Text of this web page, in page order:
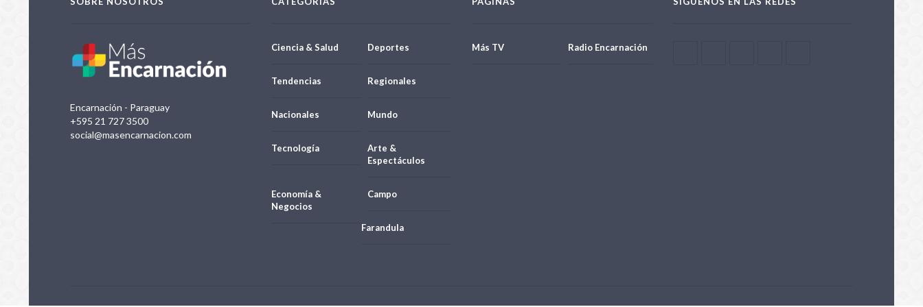
Encarnación - Paraguay
+595 21 727 3500
social@masencarnacion.com
Ciencia & Salud Deportes
Tendencias Regionales
Nacionales Mundo
Tecnología
Arte &
Espectáculos
Economía &
Negocios
Campo
Farandula
Más TV Radio Encarnación